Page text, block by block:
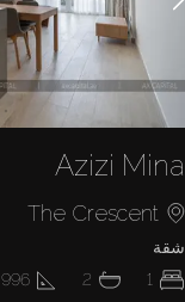
Azizi Mina
The Crescent
شقة
1
2
996